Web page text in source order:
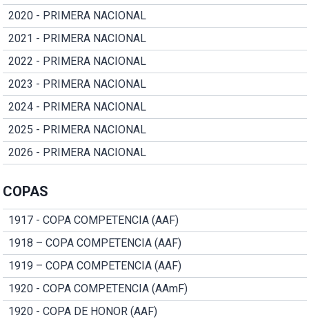
2020 - PRIMERA NACIONAL
2021 - PRIMERA NACIONAL
2022 - PRIMERA NACIONAL
2023 - PRIMERA NACIONAL
2024 - PRIMERA NACIONAL
2025 - PRIMERA NACIONAL
2026 - PRIMERA NACIONAL
COPAS
1917 - COPA COMPETENCIA (AAF)
1918 – COPA COMPETENCIA (AAF)
1919 – COPA COMPETENCIA (AAF)
1920 - COPA COMPETENCIA (AAmF)
1920 - COPA DE HONOR (AAF)